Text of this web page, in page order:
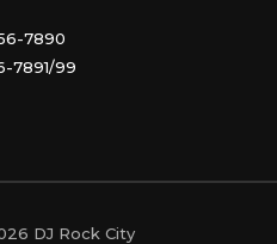
7890
7891/99
DJ Rock City